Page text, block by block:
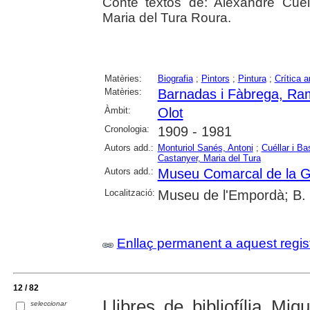
Maria del Tura Roura.
Matèries: Biografia; Pintors ; Pintura; Crítica
Matèries:
Barnadas i Fàbrega,
Àmbit: Olot
Cronologia: 1909 - 1981
Autors add.: Monturiol Sanés, Antoni ; Cuéllar i
Castanyer, Maria del Tura
Autors add.: Museu Comarcal de la
Localització: Museu de l'Empordà;
Enllaç permanent a aquest
12 / 82
seleccionar